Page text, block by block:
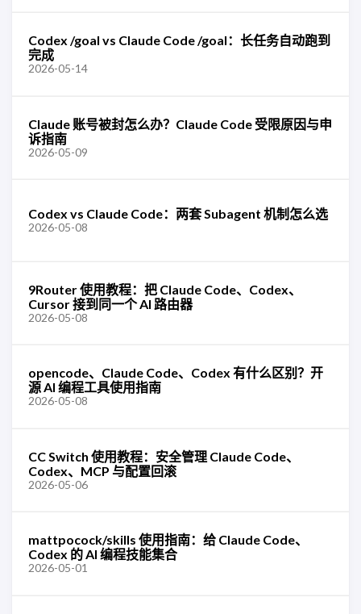
Codex /goal vs Claude Code /goal：长任务自动跑到
完成
2026-05-14
Claude 账号被封怎么办？Claude Code 受限原因与申
诉指南
2026-05-09
Codex vs Claude Code：两套 Subagent 机制怎么选
2026-05-08
9Router 使用教程：把 Claude Code、Codex、
Cursor 接到同一个 AI 路由器
2026-05-08
opencode、Claude Code、Codex 有什么区别？开
源 AI 编程工具使用指南
2026-05-08
CC Switch 使用教程：安全管理 Claude Code、
Codex、MCP 与配置回滚
2026-05-06
mattpocock/skills 使用指南：给 Claude Code、
Codex 的 AI 编程技能集合
2026-05-01